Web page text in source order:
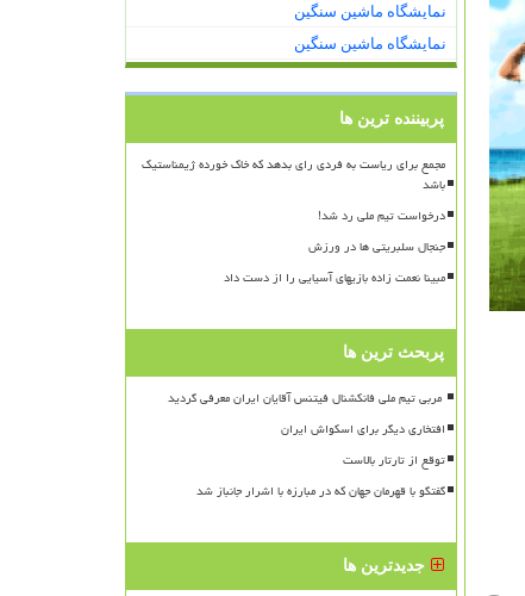
نمایشگاه ماشین سنگین
نمایشگاه ماشین سنگین
پربیننده ترین ها
مجمع برای ریاست به فردی رای بدهد که خاک خورده ژیمناستیک
باشد
درخواست تیم ملی رد شد!
جنجال سلبریتی ها در ورزش
مبینا نعمت زاده بازیهای آسیایی را از دست داد
پربحث ترین ها
افتخاری دیگر برای اسکواش ایران
توقع از تارتار بالاست
گفتگو با قهرمان جهان که در مبارزه با اشرار جانباز شد
جدیدترین ها